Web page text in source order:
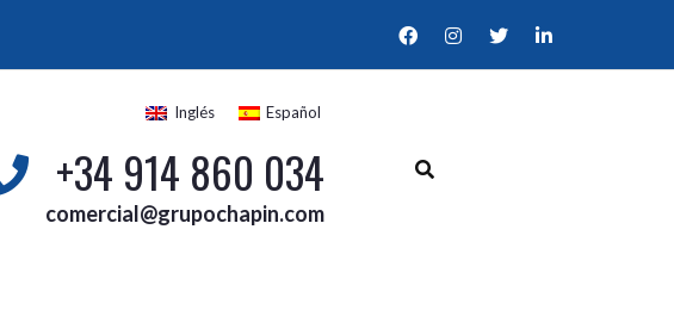
Inglés Español
+34 914 860 034
comercial@grupochapin.com